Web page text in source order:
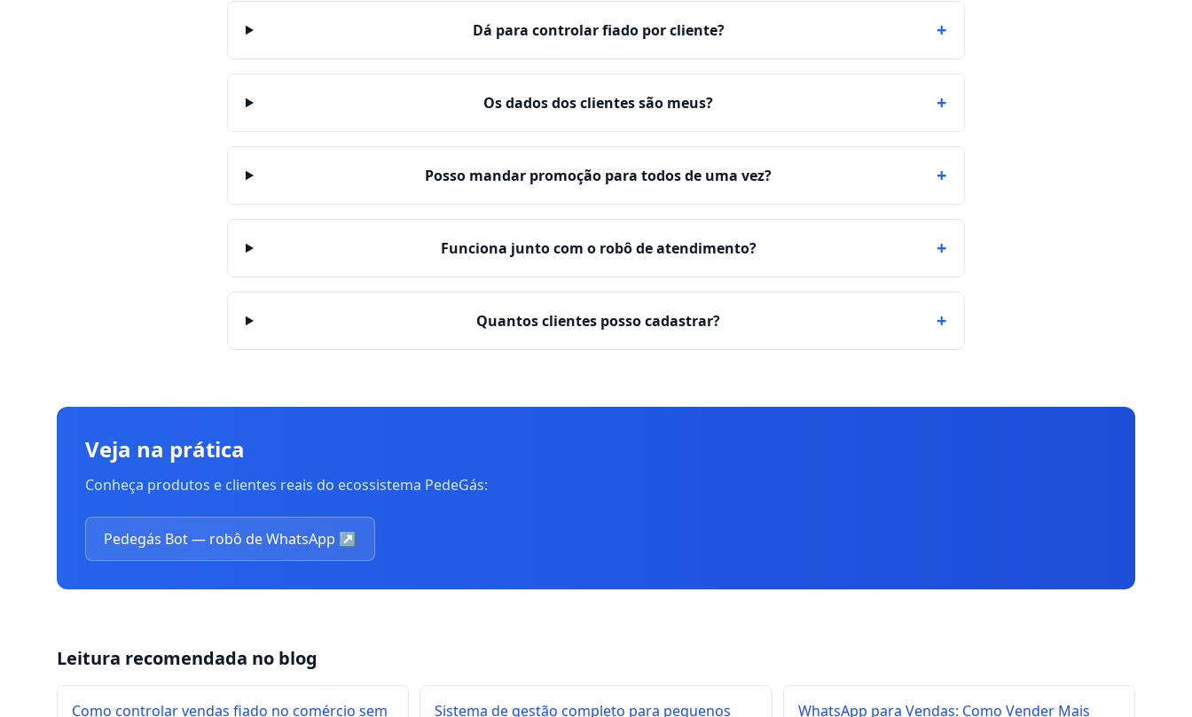
Dá para controlar fiado por cliente? +
Os dados dos clientes são meus? +
Posso mandar promoção para todos de uma vez? +
Funciona junto com o robô de atendimento? +
Quantos clientes posso cadastrar? +
Veja na prática
Conheça produtos e clientes reais do ecossistema PedeGás:
Pedegás Bot — robô de WhatsApp ↗
Leitura recomendada no blog
Como controlar vendas fiado no comércio sem
Sistema de gestão completo para pequenos
WhatsApp para Vendas: Como Vender Mais